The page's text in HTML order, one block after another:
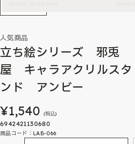
人気商品
立ち絵シリーズ 邪兎
屋 キャラアクリルスタ
ンド アンビー
¥1,540 (税込)
6942421130680
商品コード：LAB-066